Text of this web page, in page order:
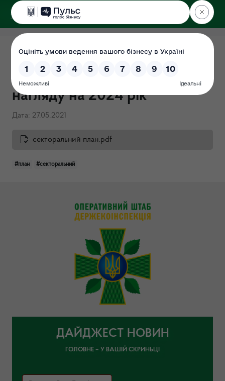
ДЕРЖЕКОІНСПЕКЦІЯ
Секторальний план
державного ринкового
нагляду на 2024 рік
Дата: 27.05.2021
секторальний план.pdf
#план #секторальний
ДАЙДЖЕСТ НОВИН
ГОЛОВНЕ – У ВАШІЙ СКРИНЬЦІ